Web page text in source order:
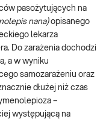
pasożytujących na
nana)opisanego
lekarza
Do zarażenia dochodzi
a w wyniku
samozarażeniu oraz
dłużej niż czas
–
występującą na